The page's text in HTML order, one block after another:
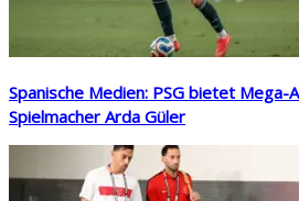
Spanische Medien: PSG bietet Mega-
Spielmacher Arda Güler